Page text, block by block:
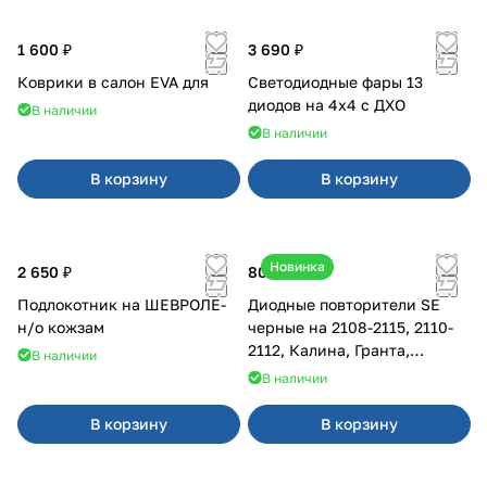
1 600 ₽
Коврики в салон EVA для
В наличии
В корзину
3 690 ₽
Светодиодные фары 13
диодов на 4x4 с ДХО
В наличии
В корзину
2 650 ₽
Подлокотник на ШЕВРОЛЕ-
н/о кожзам
В наличии
В корзину
Новинка
800 ₽
Диодные повторители SE
черные на 2108-2115, 2110-
2112, Калина, Гранта,
Приора
В наличии
В корзину